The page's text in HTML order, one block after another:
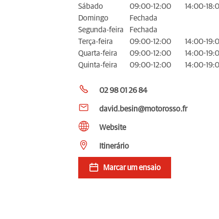
Sábado
09:00-12:00
14:00-
Domingo
Fechada
Segunda-feira
Fechada
Terça-feira
09:00-12:00
14:00-
Quarta-feira
09:00-12:00
14:00-
Quinta-feira
09:00-12:00 14:00-
02 98 01 26 84
david.besin@motorosso.fr
Website
Itinerário
Marcar um ensaio